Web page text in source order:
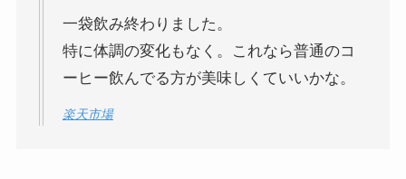
一袋飲み終わりました。
特に体調の変化もなく。これなら普通のコ
ーヒー飲んでる方が美味しくていいかな。
楽天市場